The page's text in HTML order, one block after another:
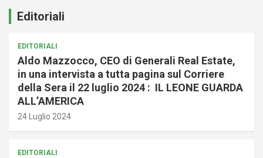
Editoriali
EDITORIALI
Aldo Mazzocco, CEO di Generali Real Estate,
in una intervista a tutta pagina sul Corriere
della Sera il 22 luglio 2024 : IL LEONE GUARDA
ALL’AMERICA
24 Luglio 2024
EDITORIALI